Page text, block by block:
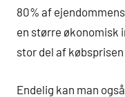
80% af
en større økonomisk
stor del af købsprisen
Endelig kan man